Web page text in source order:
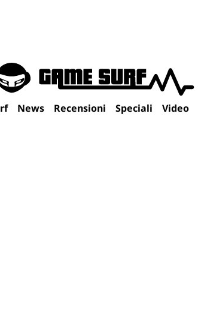
News Recensioni Speciali Video